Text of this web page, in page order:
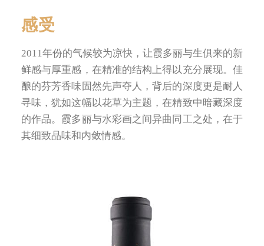
感受
2011年份的气候较为凉快，让霞多丽与生俱来的新
鲜感与厚重感，在精准的结构上得以充分展现。佳
酿的芬芳香味固然先声夺人，背后的深度更是耐人
寻味，犹如这幅以花草为主题，在精致中暗藏深度
的作品。霞多丽与水彩画之间异曲同工之处，在于
其细致品味和内敛情感。